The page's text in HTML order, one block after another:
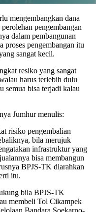
mengembangkan dana
perolehan pengembangan
dalam pembangunan
pengembangan itu
sangat kecil.
resiko yang sangat
harus terlebih dulu
semua bisa terjadi kalau
Jumhur menulis:
risiko pengembalian
bila merujuk
infrastruktur yang
bisa membangun
BPJS-TK diarahkan
itu.
bila BPJS-TK
membeli Tol Cikampek
Bandara Soekarno-